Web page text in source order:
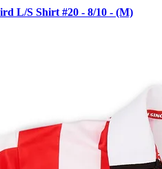
L/S Shirt #20 - 8/10 - (M)